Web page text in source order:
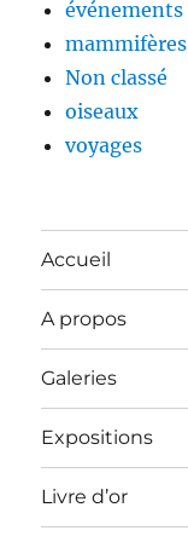
événements
mammifères
Non classé
oiseaux
voyages
Accueil
A propos
Galeries
Expositions
Livre d’or